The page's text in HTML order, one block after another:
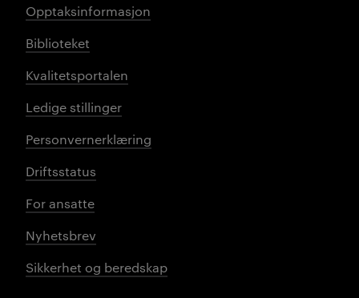
Opptaksinformasjon
Biblioteket
Kvalitetsportalen
Ledige stillinger
Personvernerklæring
Driftsstatus
For ansatte
Nyhetsbrev
Sikkerhet og beredskap